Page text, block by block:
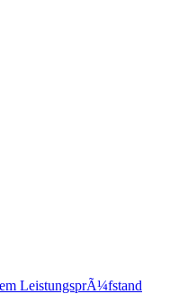
LeistungsprÃ¼fstand